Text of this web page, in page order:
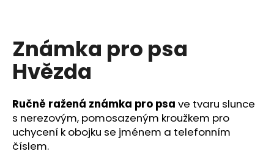
Známka pro psa
Hvězda
Ručně ražená známka pro psa ve tvaru slunce
s nerezovým, pomosazeným kroužkem pro
uchycení k obojku se jménem a telefonním
číslem.
í
t
?
HLEDAT